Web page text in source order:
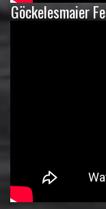
Göckelesmaier